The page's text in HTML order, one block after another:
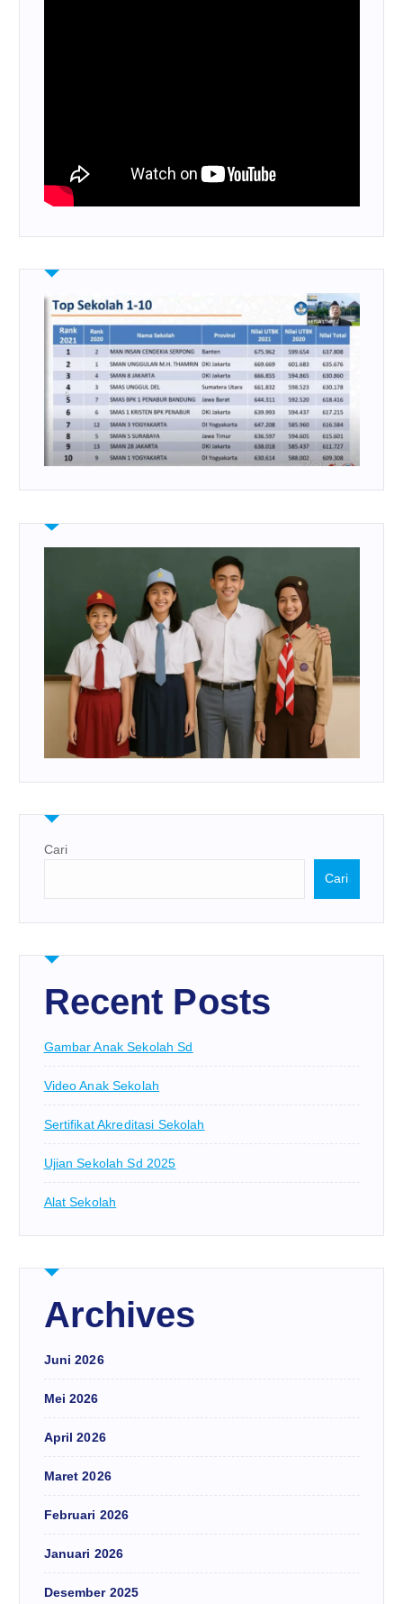
Cari
Cari
Recent Posts
Gambar Anak Sekolah Sd
Video Anak Sekolah
Sertifikat Akreditasi Sekolah
Ujian Sekolah Sd 2025
Alat Sekolah
Archives
Juni 2026
Mei 2026
April 2026
Maret 2026
Februari 2026
Januari 2026
Desember 2025